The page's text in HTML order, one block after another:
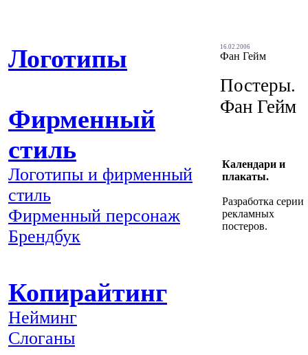
Логотипы
Фирменный
стиль
Логотипы и фирменный
стиль
Фирменный персонаж
Брендбук
Копирайтинг
Нейминг
Слоганы
16.02.2006
Фан Гейм
Постеры.
Фан Гейм
Календари и
плакаты.
Разработка серии
рекламных
постеров.